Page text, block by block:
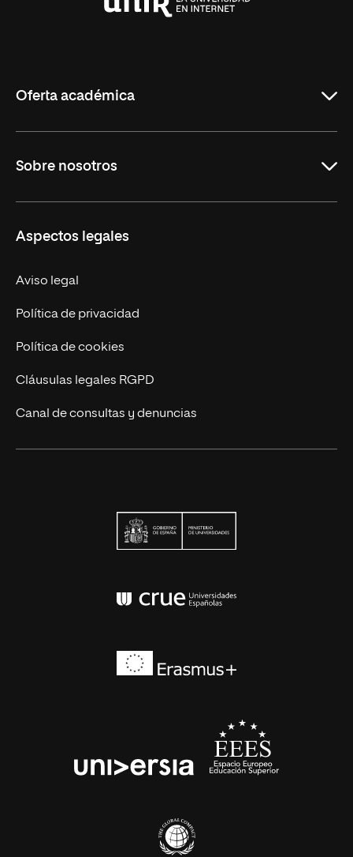
Oferta académica
Maestrías
Sobre nosotros
Trabaja en UNIR
Actualidad UNIR
Contáctanos
Aspectos legales
Aviso legal
Política de privacidad
Política de cookies
Cláusulas legales RGPD
Canal de consultas y denuncias